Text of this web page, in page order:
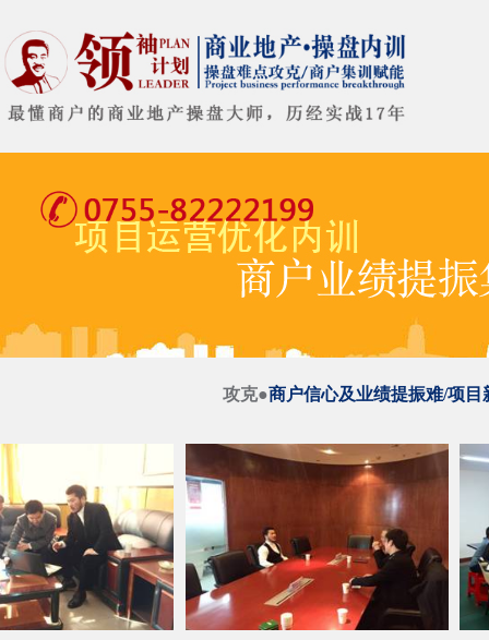
攻克●商户信心及业绩提振难/项